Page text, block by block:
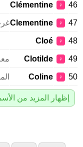
46
♀
Clémentine
47
♀
Clementine
48
♀
Cloé
49
♀
Clotilde
50
♀
Coline
إظهار المزيد من